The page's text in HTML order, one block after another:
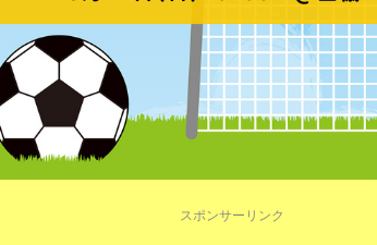
スポンサーリンク